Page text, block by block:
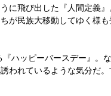
に飛び出した『人間定義
が民族大移動してゆく様も
ハッピーバースデー』。
われているような気分だ